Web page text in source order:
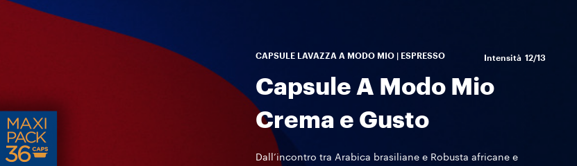
CAPSULE LAVAZZA A MODO MIO | ESPRESSO Intensità 12/13
Capsule A Modo Mio
Crema e Gusto
Dall’incontro tra Arabica brasiliane e Robusta africane e